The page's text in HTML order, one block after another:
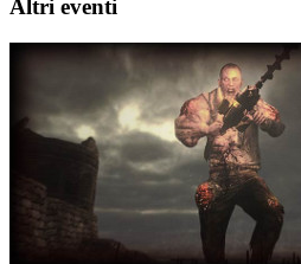
Altri eventi